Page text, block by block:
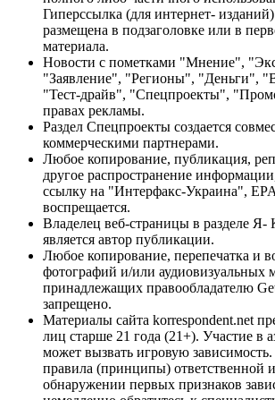
Гиперссылка (для интернет-
размещена в подзаголовке или в
материала.
Новости с пометками "Мнение",
"Заявление", "Регионы", "Деньги",
"Тест-драйв", "Спецпроекты",
правах рекламы.
Раздел Спецпроекты создается
коммерческими партнерами.
Любое копирование, публикация,
другое распространение
ссылку на "Интерфакс-Украина",
воспрещается.
Владелец веб-страницы в разделе Я-
является автор публикации.
Любое копирование, перепечатка и
фотографий и/или аудиовизуальных
принадлежащих правообладателю
запрещено.
Материалы сайта korrespondent.net
лиц старше 21 года (21+). Участие в
может вызвать игровую
правила (принципы) ответственной
обнаружении первых признаков